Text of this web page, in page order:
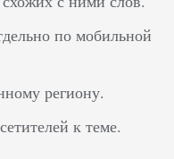
по мобильной
региону.
к теме.